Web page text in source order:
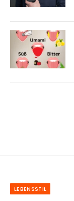
LEBENSSTIL